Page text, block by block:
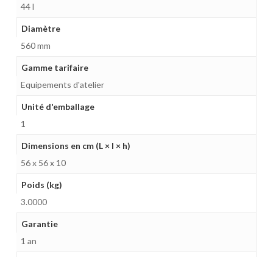
44 l
Diamètre
560 mm
Gamme tarifaire
Equipements d'atelier
Unité d'emballage
1
Dimensions en cm (L × l × h)
56 x 56 x 10
Poids (kg)
3.0000
Garantie
1 an